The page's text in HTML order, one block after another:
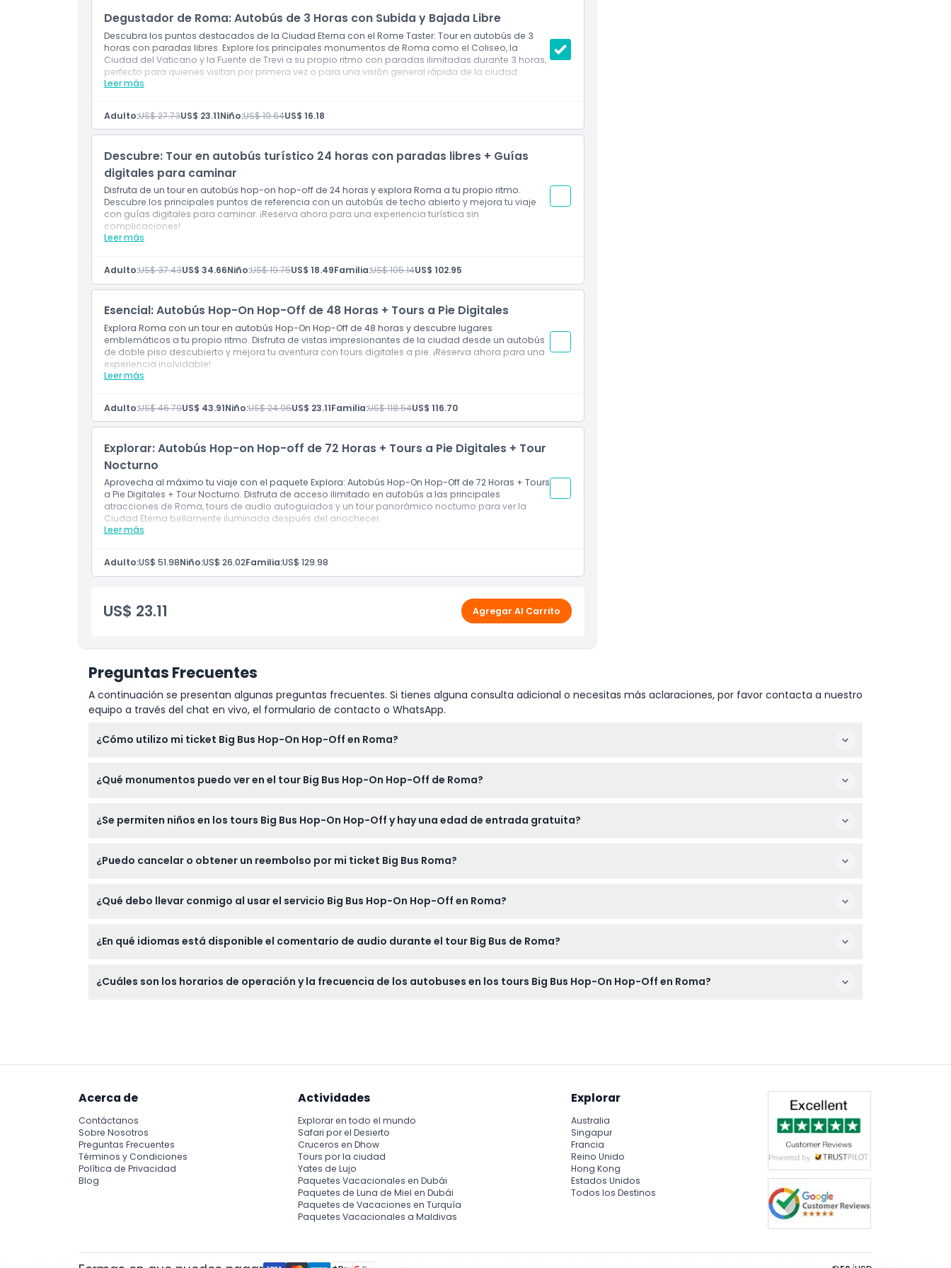
Inclusiones
Política para Niños y Adultos
Horario de Apertura
Cosas a Saber
Ubicación
Cómo Canjear
Política de Cancelación
Degustador de Roma: Autobús de 3 Horas con Subida y Bajada Libre
Descubra los puntos destacados de la Ciudad Eterna con el Rome Taster: Tour en autobús de 3
horas con paradas libres. Explore los principales monumentos de Roma como el Coliseo, la
Ciudad del Vaticano y la Fuente de Trevi a su propio ritmo con paradas ilimitadas durante 3 horas,
perfecto para quienes visitan por primera vez o para una visión general rápida de la ciudad.
Leer más
Incluye
Comentario de audio disponible en
inglés/chino/español/portugués/alemán/francés/italiano.
Adulto:US$ 27.73US$ 23.11Niño:US$ 19.64US$ 16.18
Descubre: Tour en autobús turístico 24 horas con paradas libres + Guías
digitales para caminar
Disfruta de un tour en autobús hop-on hop-off de 24 horas y explora Roma a tu propio ritmo.
Descubre los principales puntos de referencia con un autobús de techo abierto y mejora tu viaje
con guías digitales para caminar. ¡Reserva ahora para una experiencia turística sin
complicaciones!
Leer más
Incluye
Recorridos a pie digitales gratuitos
Guías de audio
Cómo Canjear
Activa tu pase subiéndote al autobús en cualquiera de las paradas a lo largo de la ruta
Una vez activado, el pase es válido por 24 horas
Adulto:US$ 37.43US$ 34.66Niño:US$ 19.75US$ 18.49Familia:US$ 105.14US$ 102.95
Esencial: Autobús Hop-On Hop-Off de 48 Horas + Tours a Pie Digitales
Explora Roma con un tour en autobús Hop-On Hop-Off de 48 horas y descubre lugares
emblemáticos a tu propio ritmo. Disfruta de vistas impresionantes de la ciudad desde un autobús
de doble piso descubierto y mejora tu aventura con tours digitales a pie. ¡Reserva ahora para una
experiencia inolvidable!
Leer más
Incluye
Tours digitales a pie gratuitos
Guías de audio
Cómo Canjear
Activa tu pase subiendo al autobús en cualquiera de las paradas a lo largo de la ruta
Una vez activado, el pase es válido por 48 horas
Adulto:US$ 46.79US$ 43.91Niño:US$ 24.96US$ 23.11Familia:US$ 118.54US$ 116.70
Explorar: Autobús Hop-on Hop-off de 72 Horas + Tours a Pie Digitales + Tour
Nocturno
Aprovecha al máximo tu viaje con el paquete Explora: Autobús Hop-On Hop-Off de 72 Horas + Tours
a Pie Digitales + Tour Nocturno. Disfruta de acceso ilimitado en autobús a las principales
atracciones de Roma, tours de audio autoguiados y un tour panorámico nocturno para ver la
Ciudad Eterna bellamente iluminada después del anochecer.
Leer más
Incluye
Tour Panorámico Nocturno de 1 hora
Tours a pie digitales gratuitos
Adulto:US$ 51.98Niño:US$ 26.02Familia:US$ 129.98
US$ 23.11 Agregar Al Carrito
Preguntas Frecuentes
A continuación se presentan algunas preguntas frecuentes. Si tienes alguna consulta adicional o necesitas más aclaraciones, por favor contacta a nuestro
equipo a través del chat en vivo, el formulario de contacto o WhatsApp.
¿Cómo utilizo mi ticket Big Bus Hop-On Hop-Off en Roma?
libremente, y cambia de rutas cuando quieras durante la duración de tu ticket.
¿Qué monumentos puedo ver en el tour Big Bus Hop-On Hop-Off de Roma?
desde el autobús descapotable de dos pisos.
¿Se permiten niños en los tours Big Bus Hop-On Hop-Off y hay una edad de entrada gratuita?
de 16 años o más necesita un ticket a precio completo.
¿Puedo cancelar o obtener un reembolso por mi ticket Big Bus Roma?
reservar.
¿Qué debo llevar conmigo al usar el servicio Big Bus Hop-On Hop-Off en Roma?
monumentos increíbles.
¿En qué idiomas está disponible el comentario de audio durante el tour Big Bus de Roma?
ciudad mientras viajas.
¿Cuáles son los horarios de operación y la frecuencia de los autobuses en los tours Big Bus Hop-On Hop-Off en Roma?
Acerca de
Contáctanos
Sobre Nosotros
Preguntas Frecuentes
Términos y Condiciones
Política de Privacidad
Blog
Actividades
Explorar en todo el mundo
Safari por el Desierto
Cruceros en Dhow
Tours por la ciudad
Yates de Lujo
Paquetes Vacacionales en Dubái
Paquetes de Luna de Miel en Dubái
Paquetes de Vacaciones en Turquía
Paquetes Vacacionales a Maldivas
Explorar
Australia
Singapur
Francia
Reino Unido
Hong Kong
Estados Unidos
Todos los Destinos